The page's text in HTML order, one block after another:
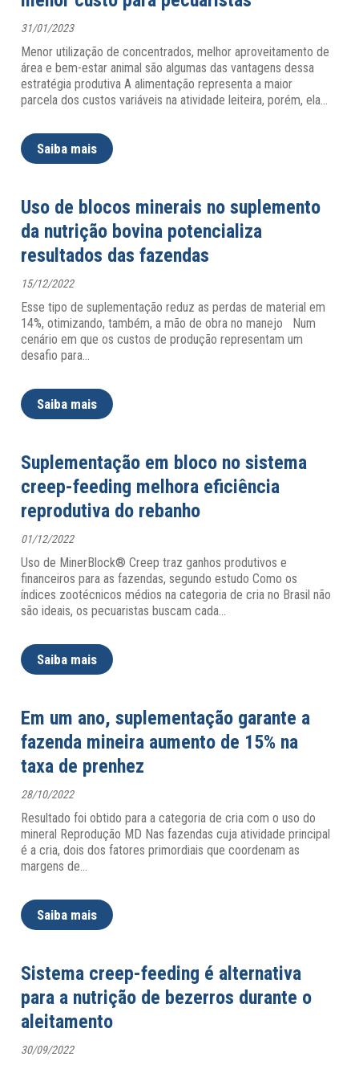
31/01/2023
Menor utilização de concentrados, melhor aproveitamento de
área e bem-estar animal são algumas das vantagens dessa
estratégia produtiva A alimentação representa a maior
parcela dos custos variáveis na atividade leiteira, porém, ela…
Saiba mais
Uso de blocos minerais no suplemento
da nutrição bovina potencializa
resultados das fazendas
15/12/2022
Esse tipo de suplementação reduz as perdas de material em
14%, otimizando, também, a mão de obra no manejo Num
cenário em que os custos de produção representam um
desafio para…
Saiba mais
Suplementação em bloco no sistema
creep-feeding melhora eficiência
reprodutiva do rebanho
01/12/2022
Uso de MinerBlock® Creep traz ganhos produtivos e
financeiros para as fazendas, segundo estudo Como os
índices zootécnicos médios na categoria de cria no Brasil não
são ideais, os pecuaristas buscam cada…
Saiba mais
Em um ano, suplementação garante a
fazenda mineira aumento de 15% na
taxa de prenhez
28/10/2022
Resultado foi obtido para a categoria de cria com o uso do
mineral Reprodução MD Nas fazendas cuja atividade principal
é a cria, dois dos fatores primordiais que coordenam as
margens de…
Saiba mais
Sistema creep-feeding é alternativa
para a nutrição de bezerros durante o
aleitamento
30/09/2022